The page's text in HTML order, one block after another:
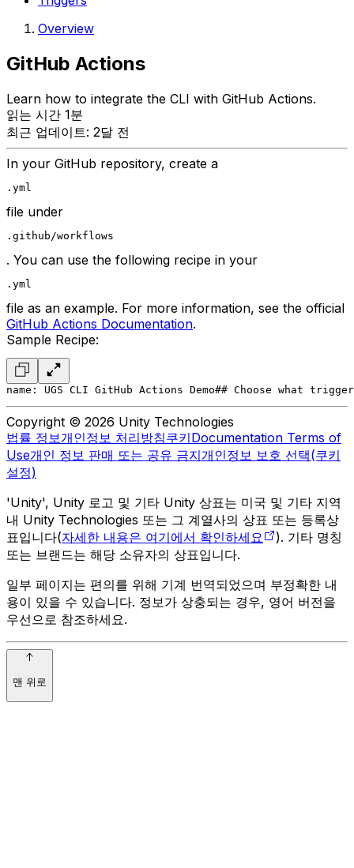
Overview
GitHub Actions
Learn how to integrate the CLI with GitHub Actions.
읽는 시간 1분
최근 업데이트: 2달 전
In your GitHub repository, create a
.yml
file under
.github/workflows
. You can use the following recipe in your
.yml
file as an example. For more information, see the official
GitHub Actions Documentation.
Sample Recipe:
name: UGS CLI GitHub Actions Demo## Choose what
Copyright © 2026 Unity Technologies
법률 정보개인정보 처리방침쿠키Documentation Terms of
Use개인 정보 판매 또는 공유 금지개인정보 보호 선택(쿠키
설정)
'Unity', Unity 로고 및 기타 Unity 상표는 미국 및 기타 지역
내 Unity Technologies 또는 그 계열사의 상표 또는 등록상
표입니다(자세한 내용은 여기에서 확인하세요
). 기타 명칭
또는 브랜드는 해당 소유자의 상표입니다.
일부 페이지는 편의를 위해 기계 번역되었으며 부정확한 내
용이 있을 수 있습니다. 정보가 상충되는 경우, 영어 버전을
우선으로 참조하세요.
맨 위로